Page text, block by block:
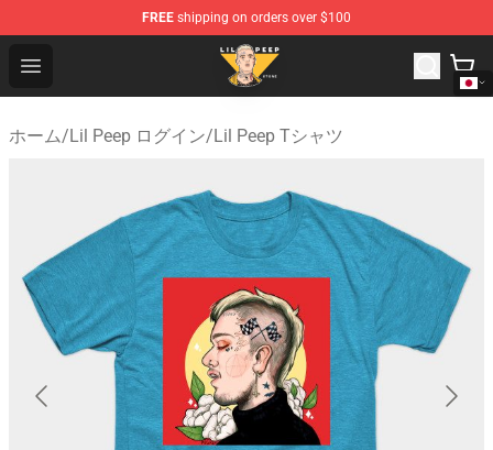
FREE shipping on orders over $100
Open menu
Lil Peep Store - Official Lil Peep Merchandise Shop
ホーム/Lil Peep ログイン/Lil Peep Tシャツ